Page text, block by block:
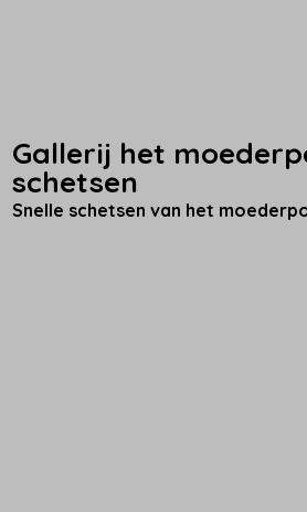
Gallerij het
schetsen
Snelle schetsen van het